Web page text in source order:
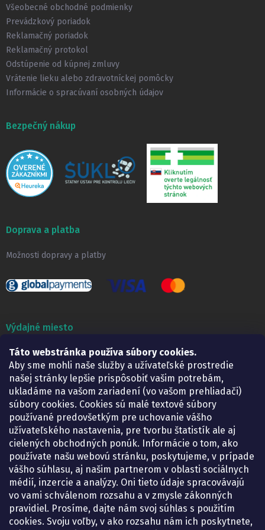
Táto webstránka používa súbory cookies.
Aby sme mohli naše služby a užívateľské prostredie
našej stránky lepšie prispôsobiť vašim potrebám,
ukladáme na vašom zariadení (vo vašom prehliadači)
súbory cookies. Cookies sú malé textové súbory
používané predovšetkým pre uchovanie vášho
užívateľského nastavenia, pre tvorbu štatistík ale aj
cielených obchodných ponúk. Informácie o tom, ako
používate našu webovú stránku, poskytujeme, v prípade
vášho súhlasu, aj našim partnerom v oblasti sociálnych
médií, inzercie a analýzy. Oni tieto údaje spracovávajú
vo vami schválenom rozsahu a v zmysle zákonných
pravidiel. Prosíme, dajte nám svoj súhlas s použitím
cookies. Svoju voľby, v ako rozsahu nám ich poskytnete,
Všeobecné obchodné podmienky
Prevádzkový poriadok
Reklamačný poriadok
Reklamačný protokol
Odstúpenie od kúpnej zmluvy
Vrátenie lieku alebo zdravotníckej pomôcky
Informácie o spracúvaní osobných údajov
Bezpečný nákup
Doprava a platba
Možnosti dopravy a platby
Výdajné miesto
Lekáreň ADONAI
Košice – Smetanova 2
Pondelok:
07.30 – 15.30 h.
Utorok:
07.30 – 16.00 h.
Streda:
07.30 – 16.00 h.
Štvrtok:
07.30 – 15.30 h.
Piatok:
07.30 – 15.30 h.
KONTAKT
eshop@lekarenadonai.sk
+421 948 203 203
Nájdete nás na Facebooku.
lekarenadonai/